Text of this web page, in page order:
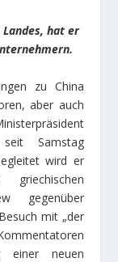
hat er
zu China
aber auch
Samstag
wird er
gegenüber
mit „der
einer neuen